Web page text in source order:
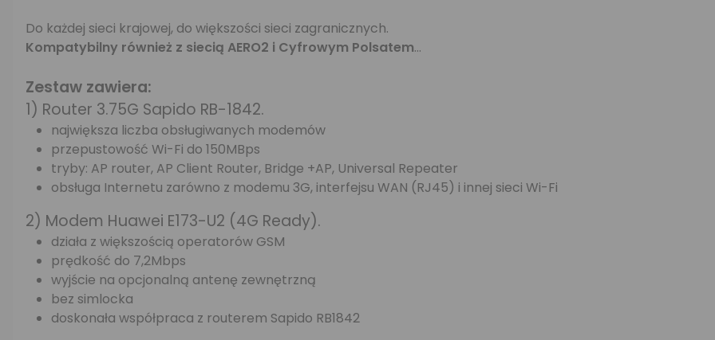
Do każdej sieci krajowej, do większości sieci zagranicznych.
Kompatybilny również z siecią AERO2 i Cyfrowym Polsatem...
Zestaw zawiera:
1) Router 3.75G Sapido RB-1842.
największa liczba obsługiwanych modemów
przepustowość Wi-Fi do 150MBps
tryby: AP router, AP Client Router, Bridge +AP, Universal Repeater
obsługa Internetu zarówno z modemu 3G, interfejsu WAN (RJ45) i innej sieci Wi-Fi
2) Modem Huawei E173-U2 (4G Ready).
działa z większością operatorów GSM
prędkość do 7,2Mbps
wyjście na opcjonalną antenę zewnętrzną
bez simlocka
doskonała współpraca z routerem Sapido RB1842